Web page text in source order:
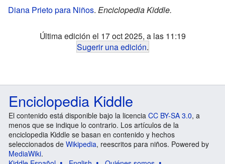
Diana Prieto para Niños. Enciclopedia Kiddle.
Última edición el 17 oct 2025, a las 11:19
Sugerir una edición.
Enciclopedia Kiddle
El contenido está disponible bajo la licencia CC BY-SA 3.0, a
menos que se indique lo contrario. Los artículos de la
enciclopedia Kiddle se basan en contenido y hechos
seleccionados de Wikipedia, reescritos para niños. Powered by
MediaWiki.